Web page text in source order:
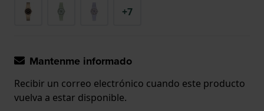
+7
Mantenme informado
Recibir un correo electrónico cuando este producto
vuelva a estar disponible.